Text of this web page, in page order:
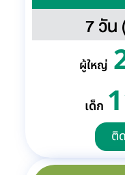
7 วัน
ผู้ใหญ่
เด็ก
ติ